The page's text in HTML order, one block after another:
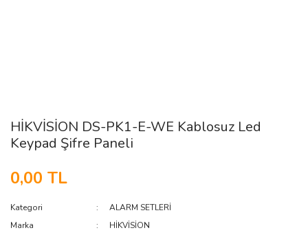
HİKVİSİON DS-PK1-E-WE Kablosuz Led
Keypad Şifre Paneli
0,00 TL
Kategori
ALARM SETLERİ
Marka
HİKVİSİON